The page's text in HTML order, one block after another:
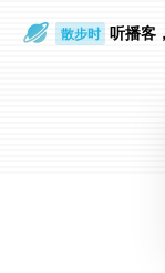
散步时 听播客